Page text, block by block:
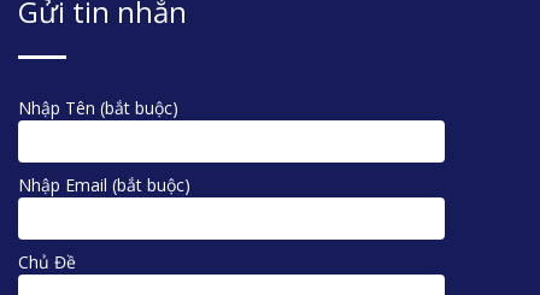
Gửi tin nhắn
Nhập Tên (bắt buộc)
Nhập Email (bắt buộc)
Chủ Đề